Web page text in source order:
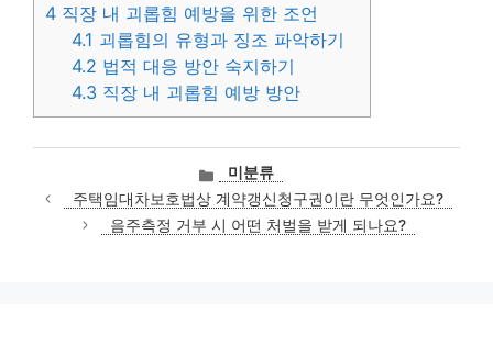
4 직장 내 괴롭힘 예방을 위한 조언
4.1 괴롭힘의 유형과 징조 파악하기
4.2 법적 대응 방안 숙지하기
4.3 직장 내 괴롭힘 예방 방안
카
테
고
리
미분류
주택임대차보호법상 계약갱신청구권이란 무엇인가요?
음주측정 거부 시 어떤 처벌을 받게 되나요?